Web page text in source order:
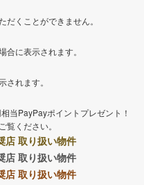
くことができません。
に表示されます。
れます。
当PayPayポイントプレゼント！
覧ください。
店 取り扱い物件
店 取り扱い物件
店 取り扱い物件